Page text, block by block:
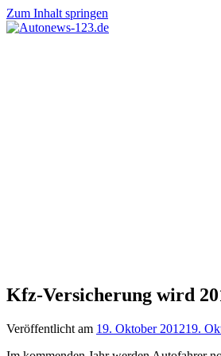
Zum Inhalt springen
Kfz-Versicherung wird
Veröffentlicht am 19. Oktober 201219.